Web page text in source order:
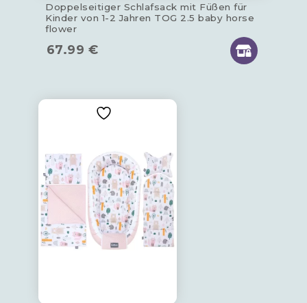
Doppelseitiger Schlafsack mit Füßen für
Kinder von 1-2 Jahren TOG 2.5 baby horse
flower
67.99 €